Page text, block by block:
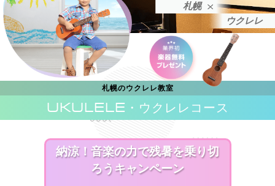
札幌
ウクレレ
札幌のウクレレ教室
UKULELE ・ウクレレコース
納涼！音楽の力で残暑を乗り切
ろうキャンペーン